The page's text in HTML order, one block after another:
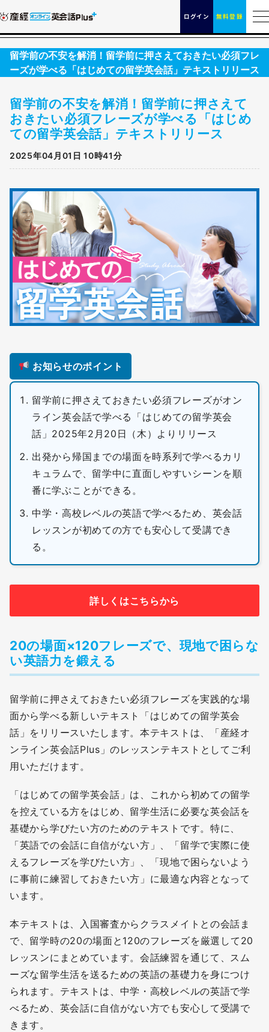
ログイン 無料登録
留学前の不安を解消！留学前に押さえておきたい必須フレ
ーズが学べる「はじめての留学英会話」テキストリリース
留学前の不安を解消！留学前に押さえて
おきたい必須フレーズが学べる「はじめ
ての留学英会話」テキストリリース
2025年04月01日 10時41分
お知らせのポイント
留学前に押さえておきたい必須フレーズがオン
ライン英会話で学べる「はじめての留学英会
話」2025年2月20日（木）よりリリース
出発から帰国までの場面を時系列で学べるカリ
キュラムで、留学中に直面しやすいシーンを順
番に学ぶことができる。
中学・高校レベルの英語で学べるため、英会話
レッスンが初めての方でも安心して受講でき
る。
詳しくはこちらから
20の場面×120フレーズで、現地で困らな
い英語力を鍛える
留学前に押さえておきたい必須フレーズを実践的な場
面から学べる新しいテキスト「はじめての留学英会
話」をリリースいたします。本テキストは、「産経オ
ンライン英会話Plus」のレッスンテキストとしてご利
用いただけます。
「はじめての留学英会話」は、これから初めての留学
を控えている方をはじめ、留学生活に必要な英会話を
基礎から学びたい方のためのテキストです。特に、
「英語での会話に自信がない方」、「留学で実際に使
えるフレーズを学びたい方」、「現地で困らないよう
に事前に練習しておきたい方」に最適な内容となって
います。
本テキストは、入国審査からクラスメイトとの会話ま
で、留学時の20の場面と120のフレーズを厳選して20
レッスンにまとめています。会話練習を通じて、スム
ーズな留学生活を送るための英語の基礎力を身につけ
られます。テキストは、中学・高校レベルの英語で学
べるため、英会話に自信がない方でも安心して受講で
きます。